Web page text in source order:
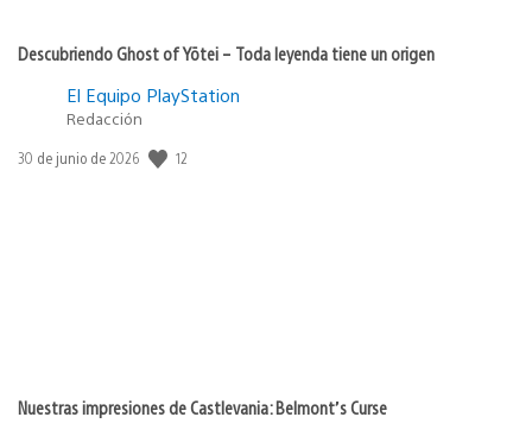
Descubriendo Ghost of Yōtei – Toda leyenda tiene un origen
El Equipo PlayStation
Redacción
Fecha
30 de junio de 2026 12
Nuestras impresiones de Castlevania: Belmont’s Curse